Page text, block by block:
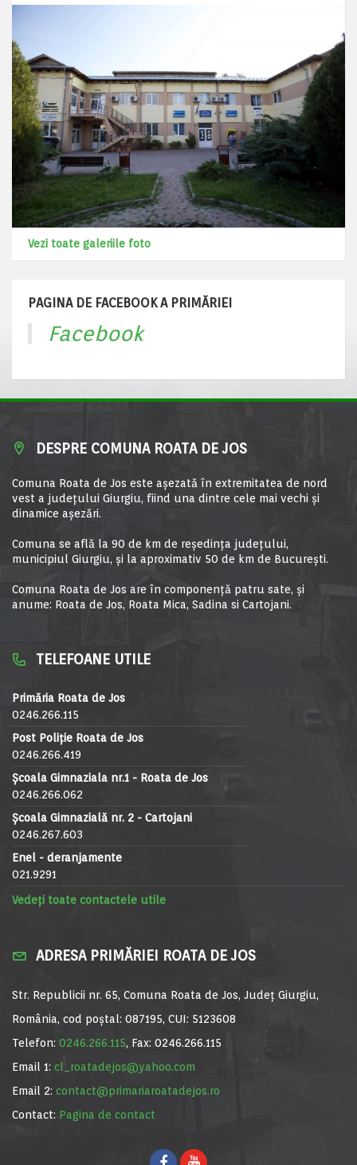
Vezi toate galeriile foto
PAGINA DE FACEBOOK A PRIMĂRIEI
Facebook
DESPRE COMUNA ROATA DE JOS
Comuna Roata de Jos este aşezată în extremitatea de nord
vest a judeţului Giurgiu, fiind una dintre cele mai vechi şi
dinamice aşezări.
Comuna se află la 90 de km de reşedinţa judeţului,
municipiul Giurgiu, şi la aproximativ 50 de km de Bucureşti.
Comuna Roata de Jos are în componență patru sate, și
anume: Roata de Jos, Roata Mica, Sadina si Cartojani.
TELEFOANE UTILE
Primăria Roata de Jos
0246.266.115
Post Poliție Roata de Jos
0246.266.419
Școala Gimnaziala nr.1 - Roata de Jos
0246.266.062
Școala Gimnazială nr. 2 - Cartojani
0246.267.603
Enel - deranjamente
021.9291
Vedeți toate contactele utile
ADRESA PRIMĂRIEI ROATA DE JOS
Str. Republicii nr. 65, Comuna Roata de Jos, Județ Giurgiu,
România, cod poștal: 087195, CUI: 5123608
Telefon: 0246.266.115, Fax: 0246.266.115
Email 1: cl_roatadejos@yahoo.com
Email 2: contact@primariaroatadejos.ro
Contact: Pagina de contact